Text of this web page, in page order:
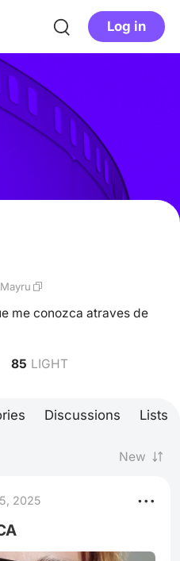
Log in
me conozca atraves de
85 LIGHT
Discussions Lists
New
2025